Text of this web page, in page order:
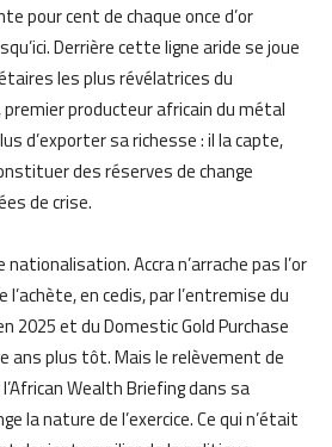
pour cent de chaque once d’or
Derrière cette ligne aride se joue
les plus révélatrices du
premier producteur africain du métal
d’exporter sa richesse : il la capte,
des réserves de change
de crise.
nationalisation. Accra n’arrache pas l’or
en cedis, par l’entremise du
2025 et du Domestic Gold Purchase
ans plus tôt. Mais le relèvement de
Wealth Briefing dans sa
la nature de l’exercice. Ce qui n’était